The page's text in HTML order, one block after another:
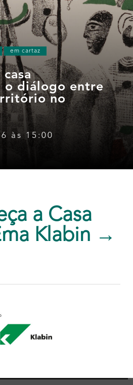
em cartaz
o diálogo entre
no
às 15:00
a Casa
Klabin →